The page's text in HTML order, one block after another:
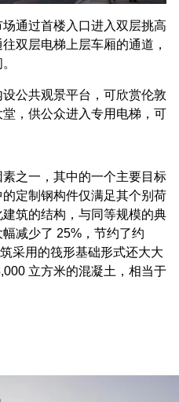
通过首楼入口进入双层挑高
双层电梯上层车厢的通道，
公共观景平台，可欣赏伦敦
，供公众进入专用电梯，可
之一，其中的一个主要目标
定制钢构件仅满足其个别荷
筑的结构，与同等规模的典
减少了 25%，节约了约
采用的筏形基础形式还大大
立方米的混凝土，相当于